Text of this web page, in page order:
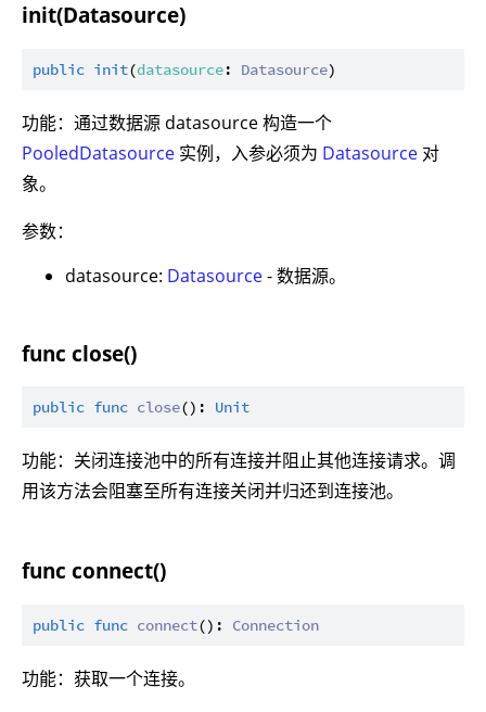
init(Datasource)
public init(datasource: Datasource
功能：通过数据源 datasource 构造一个
PooledDatasource 实例，入参必须为 Datasource 对
象。
参数：
datasource: Datasource- 数据源。
func close()
public func close(): Unit
功能：关闭连接池中的所有连接并阻止其他连接请求。调
用该方法会阻塞至所有连接关闭并归还到连接池。
func connect()
public func connect(): Connection
功能：获取一个连接。